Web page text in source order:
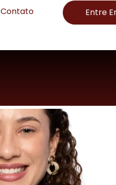
Contato Entre